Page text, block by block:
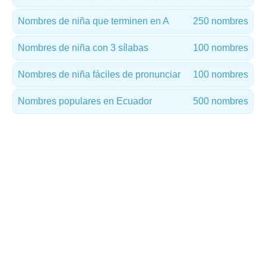
Nombres de niña que terminen en A 250 nombres
Nombres de niña con 3 sílabas 100 nombres
Nombres de niña fáciles de pronunciar 100 nombres
Nombres populares en Ecuador 500 nombres